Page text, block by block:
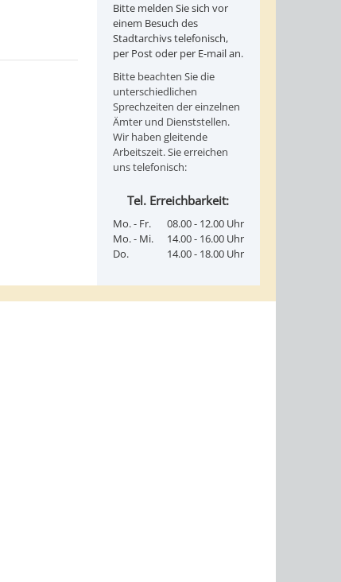
Bitte melden Sie sich vor
einem Besuch des
Stadtarchivs telefonisch,
per Post oder per E-mail an.
Bitte beachten Sie die
unterschiedlichen
Sprechzeiten der einzelnen
Ämter und Dienststellen.
Wir haben gleitende
Arbeitszeit. Sie erreichen
uns telefonisch:
Tel. Erreichbarkeit:
Mo. - Fr.
08.00 - 12.00 Uhr
Mo. - Mi.
14.00 - 16.00 Uhr
Do.
14.00 - 18.00 Uhr